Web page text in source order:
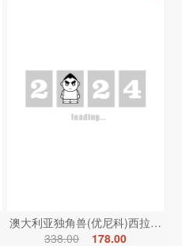
澳大利亚独角兽(优尼科)西拉红葡
338.00
178.00